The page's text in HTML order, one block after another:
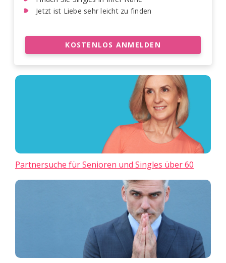
Jetzt ist Liebe sehr leicht zu finden
KOSTENLOS ANMELDEN
Partnersuche für Senioren und Singles über 60